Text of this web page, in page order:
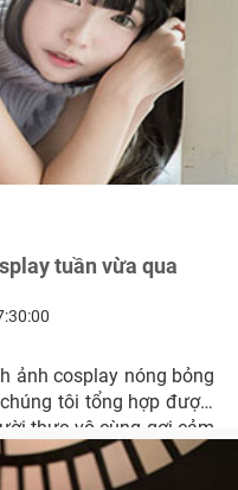
tuần vừa qua
ảnh cosplay nóng bỏng
tôi tổng hợp được.
thực vô cùng gợi cảm
movie...